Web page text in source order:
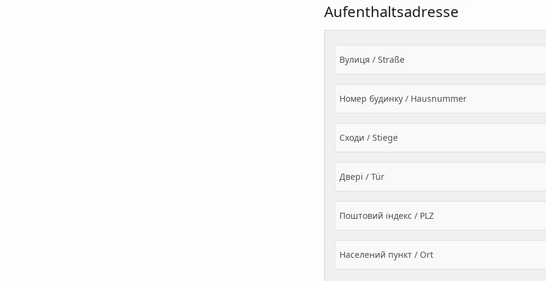
Aufenthaltsadresse
Вулиця / Straße
Номер будинку / Hausnummer
Сходи / Stiege
Двері / Tür
Поштовий індекс / PLZ
Населений пункт / Ort